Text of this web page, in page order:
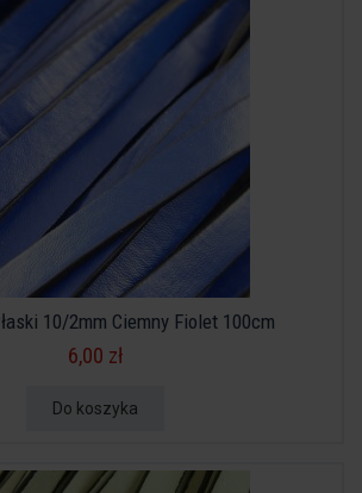
10/2mm Ciemny Fiolet 100cm
6,00 zł
Do koszyka